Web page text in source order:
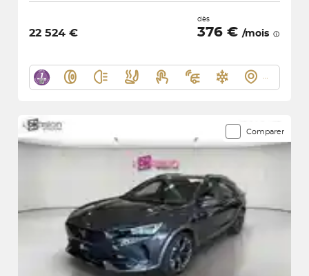
22 524 €
dès
376 € /mois
Comparer